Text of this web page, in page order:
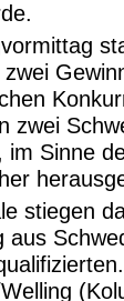
zwei
im Sinne
stiegen
aus